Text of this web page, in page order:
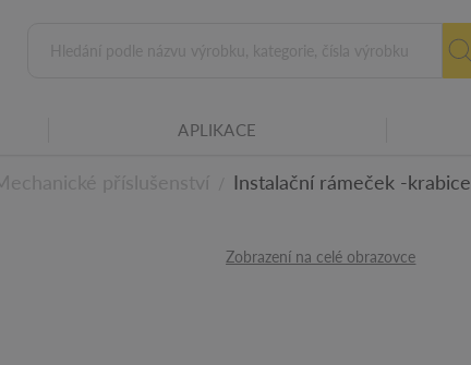
APLIKACE
Instalační rámeček -krabice
Zobrazení na celé obrazovce